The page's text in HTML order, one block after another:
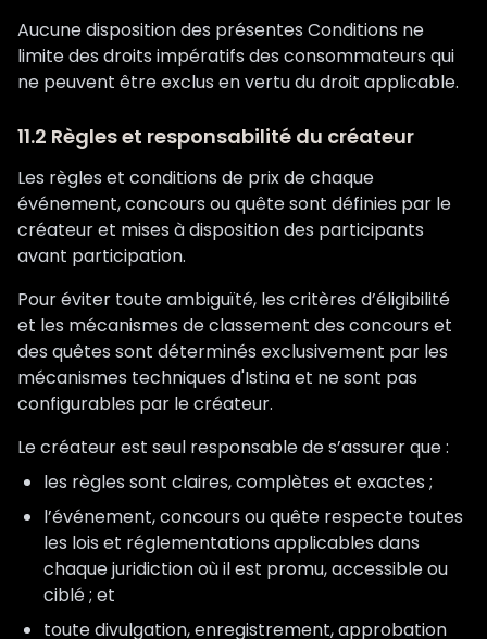
Aucune disposition des présentes Conditions ne
limite des droits impératifs des consommateurs qui
ne peuvent être exclus en vertu du droit applicable.
11.2 Règles et responsabilité du créateur
Les règles et conditions de prix de chaque
événement, concours ou quête sont définies par le
créateur et mises à disposition des participants
avant participation.
Pour éviter toute ambiguïté, les critères d’éligibilité
et les mécanismes de classement des concours et
des quêtes sont déterminés exclusivement par les
mécanismes techniques d'Istina et ne sont pas
configurables par le créateur.
Le créateur est seul responsable de s’assurer que :
les règles sont claires, complètes et exactes ;
l’événement, concours ou quête respecte toutes
les lois et réglementations applicables dans
chaque juridiction où il est promu, accessible ou
ciblé ; et
toute divulgation, enregistrement, approbation